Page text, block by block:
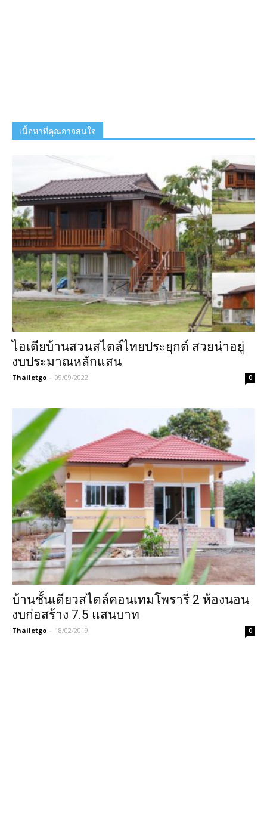
เนื้อหาที่คุณอาจสนใจ
ไอเดียบ้านสวนสไตล์ไทยประยุกต์ สวยน่าอยู่
งบประมาณหลักแสน
Thailetgo - 09/09/2022 0
บ้านชั้นเดียวสไตล์คอนเทมโพรารี่ 2 ห้องนอน
งบก่อสร้าง 7.5 แสนบาท
Thailetgo - 18/02/2019 0